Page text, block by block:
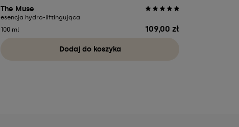
The Muse
esencja hydro-liftingująca
100 ml
Cena
109,00 zł
Dodaj do koszyka